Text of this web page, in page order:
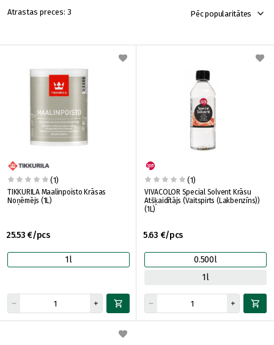
3 Pēc popularitātes
(1)
TIKKURILA Maalinpoisto Krāsas
Noņēmējs (1L)
25.53 €/pcs
1l
(1)
VIVACOLOR Special Solvent Krāsu
Atšķaidītājs (Vaitspirts (Lakbenzīns))
(1L)
5.63 €/pcs
0.500l
1l